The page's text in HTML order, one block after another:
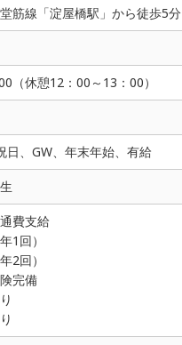
筋線「淀屋橋駅」から徒歩5分
（休憩12：00～13：00）
日、GW、年末年始、有給
費支給
1回）
2回）
完備